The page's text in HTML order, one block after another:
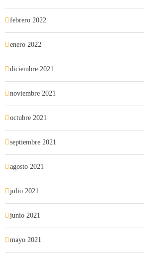
febrero 2022
enero 2022
diciembre 2021
noviembre 2021
octubre 2021
septiembre 2021
agosto 2021
julio 2021
junio 2021
mayo 2021